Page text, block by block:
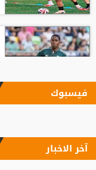
فيسبوك
آخر الاخبار